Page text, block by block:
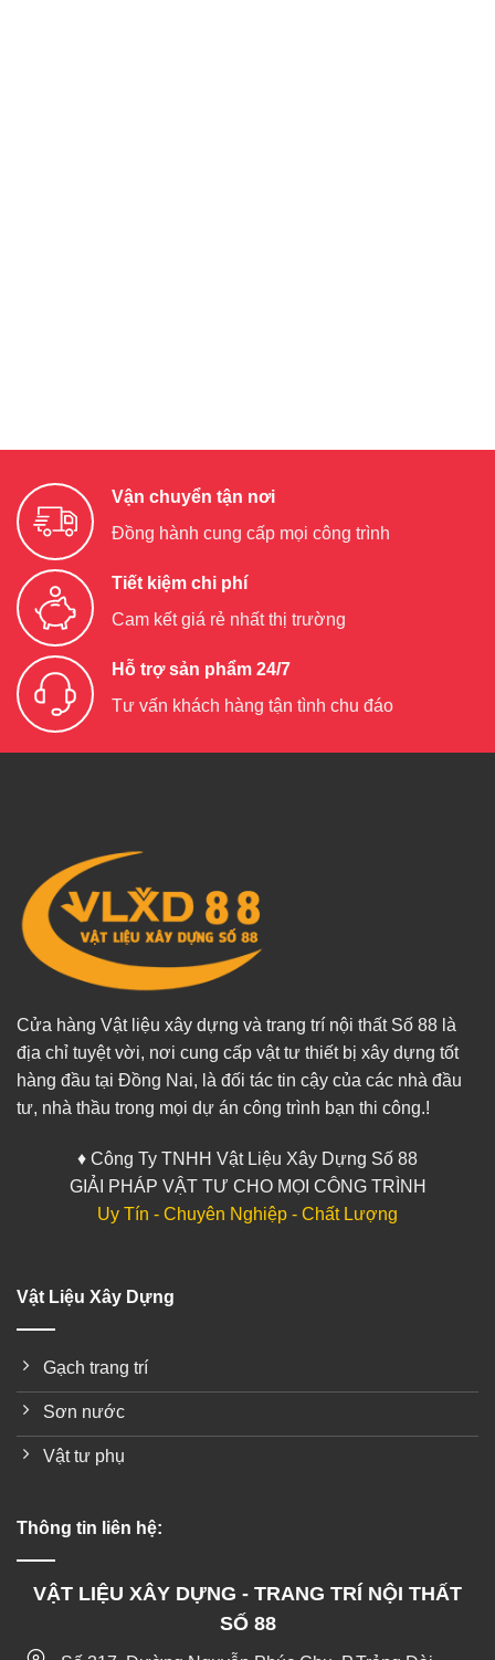
Vận chuyển tận nơi
Đồng hành cung cấp mọi công trình
Tiết kiệm chi phí
Cam kết giá rẻ nhất thị trường
Hỗ trợ sản phẩm 24/7
Tư vấn khách hàng tận tình chu đáo
Cửa hàng Vật liệu xây dựng và trang trí nội thất Số 88 là
địa chỉ tuyệt vời, nơi cung cấp vật tư thiết bị xây dựng tốt
hàng đầu tại Đồng Nai, là đối tác tin cậy của các nhà đầu
tư, nhà thầu trong mọi dự án công trình bạn thi công.!
♦ Công Ty TNHH Vật Liệu Xây Dựng Số 88
GIẢI PHÁP VẬT TƯ CHO MỌI CÔNG TRÌNH
Uy Tín - Chuyên Nghiệp - Chất Lượng
Vật Liệu Xây Dựng
Gạch trang trí
Sơn nước
Vật tư phụ
Thông tin liên hệ:
VẬT LIỆU XÂY DỰNG - TRANG TRÍ NỘI THẤT
SỐ 88